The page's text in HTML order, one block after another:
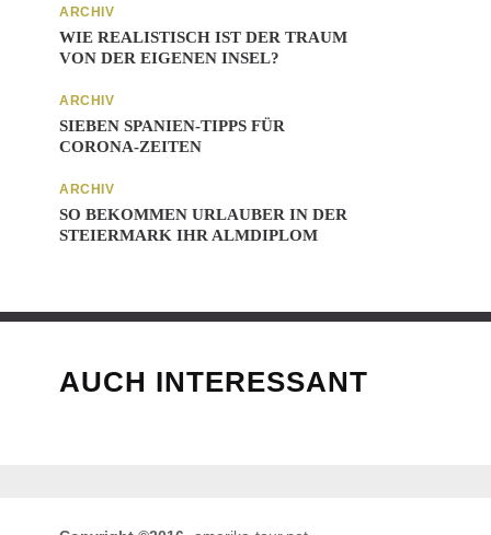
ARCHIV
WIE REALISTISCH IST DER TRAUM
VON DER EIGENEN INSEL?
ARCHIV
SIEBEN SPANIEN-TIPPS FÜR
CORONA-ZEITEN
ARCHIV
SO BEKOMMEN URLAUBER IN DER
STEIERMARK IHR ALMDIPLOM
AUCH INTERESSANT